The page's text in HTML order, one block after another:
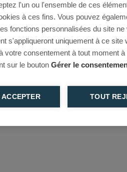
l'un ou l'ensemble de ces
à ces fins. Vous pouvez
fonctions personnalisées du site
s'appliqueront uniquement à ce
votre consentement à tout moment à
sur le bouton Gérer le
TOUT
Reload Back